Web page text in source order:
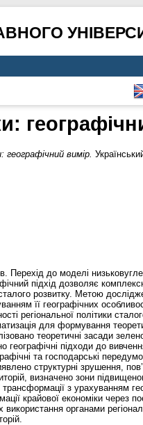
географічний вимір.
Перехід до моделі
підхід дозволяє
сталого розвитку. Метою
її географічних
регіональної політики
для формування
теоретичні засади
географічні підходи до
та господарські
структурні зрушення,
визначено зони
з урахуванням
крайової економіки через
органами